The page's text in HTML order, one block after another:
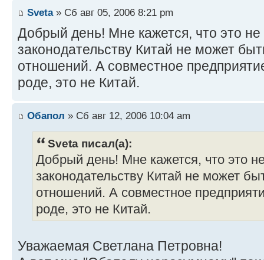
Sveta» Сб авг 05, 2006 8:21 pm
Добрый день! Мне кажется, что это
законодательству Китай не может
отношений. А совместное
роде, это не Китай.
Обапол » Сб авг 12, 2006 10:04 am
Sveta писал(а):
Добрый день! Мне кажется, что это
законодательству Китай не может
отношений. А совместное
роде, это не Китай.
Уважаемая Светлана Петровна!